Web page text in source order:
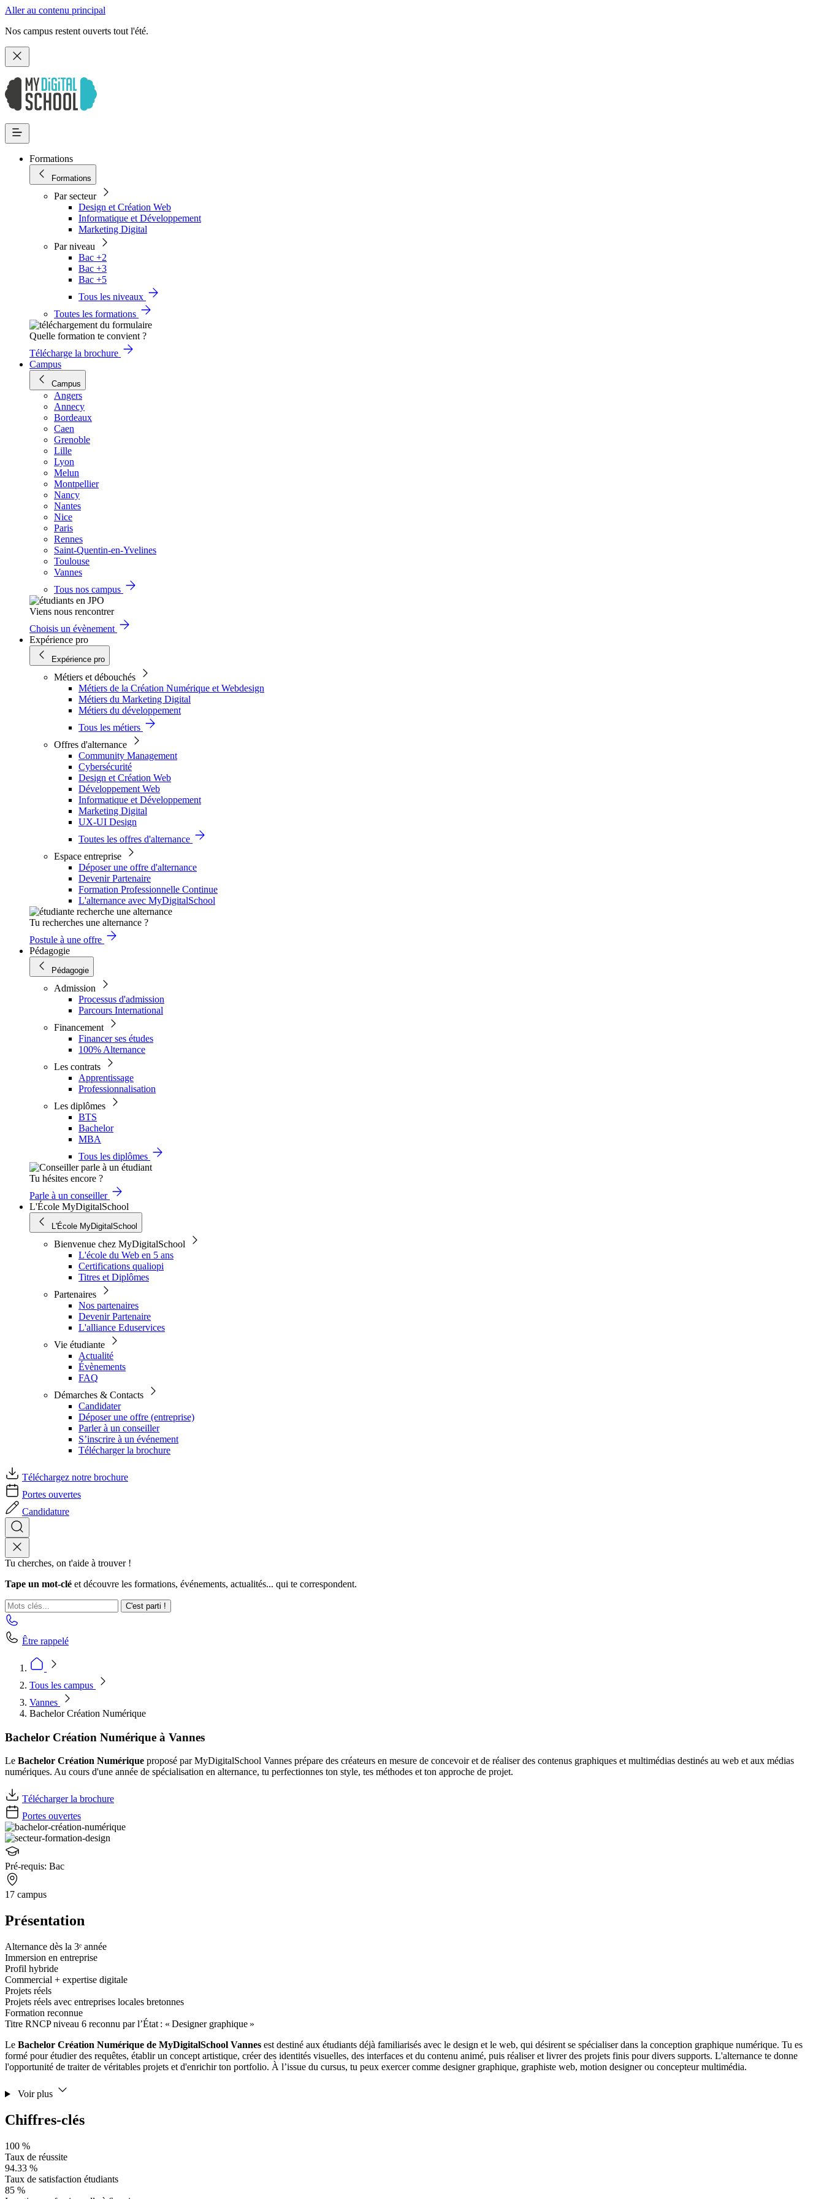
Aller au contenu principal
Nos campus restent ouverts tout l'été.
Formations
Formations
Par secteur
Design et Création Web
Informatique et Développement
Marketing Digital
Par niveau
Bac +2
Bac +3
Bac +5
Tous les niveaux
Toutes les formations
Quelle formation te convient ?
Télécharge la brochure
Campus
Campus
Angers
Annecy
Bordeaux
Caen
Grenoble
Lille
Lyon
Melun
Montpellier
Nancy
Nantes
Nice
Paris
Rennes
Saint-Quentin-en-Yvelines
Toulouse
Vannes
Tous nos campus
Viens nous rencontrer
Choisis un évènement
Expérience pro
Expérience pro
Métiers et débouchés
Métiers de la Création Numérique et Webdesign
Métiers du Marketing Digital
Métiers du développement
Tous les métiers
Offres d'alternance
Community Management
Cybersécurité
Design et Création Web
Développement Web
Informatique et Développement
Marketing Digital
UX-UI Design
Toutes les offres d'alternance
Espace entreprise
Déposer une offre d'alternance
Devenir Partenaire
Formation Professionnelle Continue
L'alternance avec MyDigitalSchool
Tu recherches une alternance ?
Postule à une offre
Pédagogie
Pédagogie
Admission
Processus d'admission
Parcours International
Financement
Financer ses études
100% Alternance
Les contrats
Apprentissage
Professionnalisation
Les diplômes
BTS
Bachelor
MBA
Tous les diplômes
Tu hésites encore ?
Parle à un conseiller
L'École MyDigitalSchool
L'École MyDigitalSchool
Bienvenue chez MyDigitalSchool
L'école du Web en 5 ans
Certifications qualiopi
Titres et Diplômes
Partenaires
Nos partenaires
Devenir Partenaire
L'alliance Eduservices
Vie étudiante
Actualité
Évènements
FAQ
Démarches & Contacts
Candidater
Déposer une offre (entreprise)
Parler à un conseiller
S’inscrire à un événement
Télécharger la brochure
Téléchargez notre brochure
Portes ouvertes
Candidature
Tu cherches, on t'aide à trouver !
Tape un mot-clé et découvre les formations, événements, actualités... qui te correspondent.
C'est parti !
Être rappelé
Tous les campus
Vannes
Bachelor Création Numérique
Bachelor Création Numérique à Vannes
Le Bachelor Création Numérique proposé par MyDigitalSchool Vannes prépare des créateurs en mesure de concevoir et de réaliser des contenus graphiques et multimédias destinés au web et aux médias
numériques. Au cours d'une année de spécialisation en alternance, tu perfectionnes ton style, tes méthodes et ton approche de projet.
Télécharger la brochure
Portes ouvertes
Pré-requis: Bac
17 campus
Présentation
Alternance dès la 3ᵉ année
Immersion en entreprise
Profil hybride
Commercial + expertise digitale
Projets réels
Projets réels avec entreprises locales bretonnes
Formation reconnue
Titre RNCP niveau 6 reconnu par l’État : « Designer graphique »
Le Bachelor Création Numérique de MyDigitalSchool Vannes est destiné aux étudiants déjà familiarisés avec le design et le web, qui désirent se spécialiser dans la conception graphique numérique. Tu es
formé pour étudier des requêtes, établir un concept artistique, créer des identités visuelles, des interfaces et du contenu animé, puis réaliser et livrer des projets finis pour divers supports. L'alternance te donne
l'opportunité de traiter de véritables projets et d'enrichir ton portfolio. À l’issue du cursus, tu peux exercer comme designer graphique, graphiste web, motion designer ou concepteur multimédia.
Voir plus
Chiffres-clés
100 %
Taux de réussite
94.33 %
Taux de satisfaction étudiants
85 %